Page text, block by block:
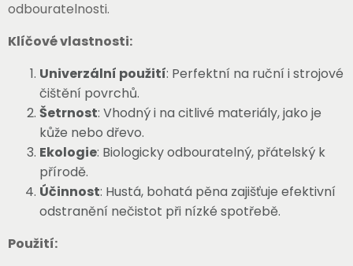
odbouratelnosti.
Klíčové vlastnosti:
Univerzální použití: Perfektní na ruční i strojové
čištění povrchů.
Šetrnost: Vhodný i na citlivé materiály, jako je
kůže nebo dřevo.
Ekologie: Biologicky odbouratelný, přátelský k
přírodě.
Účinnost: Hustá, bohatá pěna zajišťuje efektivní
odstranění nečistot při nízké spotřebě.
Použití: